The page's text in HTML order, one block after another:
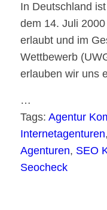
In Deutschland
dem 14. Juli
erlaubt und im
Wettbewerb
erlauben wir uns
…
Tags: Agentur
Internetagenturen,
Agenturen, SEO
Seocheck